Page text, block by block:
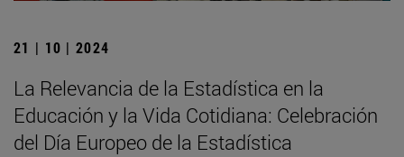
21 | 10 | 2024
La Relevancia de la Estadística en la
Educación y la Vida Cotidiana: Celebración
del Día Europeo de la Estadística